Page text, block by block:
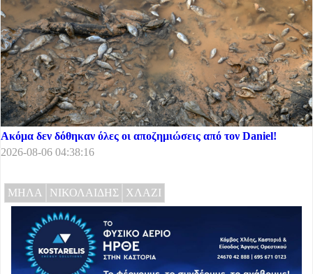
Ακόμα δεν δόθηκαν όλες οι αποζημιώσεις από τον Daniel!
2026-08-06 04:38:16
ΜΗΛΑ ΝΙΚΟΛΑΙΔΗΣ ΧΛΑΖΙ